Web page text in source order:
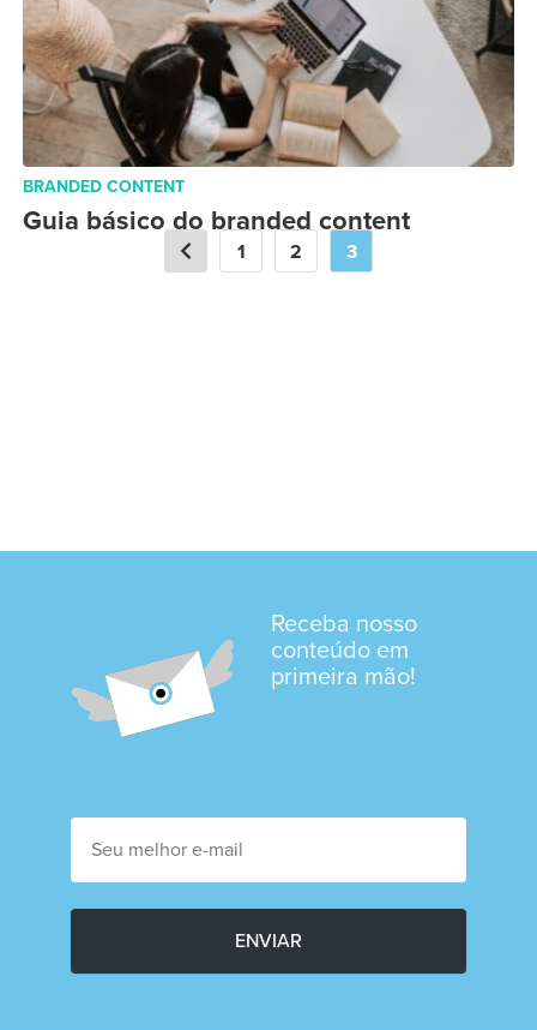
BRANDED CONTENT
Guia básico do branded content
1 2 3
Receba nosso
conteúdo em
primeira mão!
ENVIAR